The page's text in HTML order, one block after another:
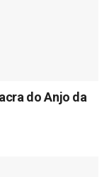
do Anjo da